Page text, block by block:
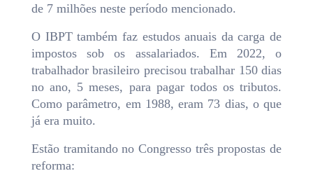
de 7 milhões neste período mencionado.
O IBPT também faz estudos anuais da carga de
impostos sob os assalariados. Em 2022, o
trabalhador brasileiro precisou trabalhar 150 dias
no ano, 5 meses, para pagar todos os tributos.
Como parâmetro, em 1988, eram 73 dias, o que
já era muito.
Estão tramitando no Congresso três propostas de
reforma: